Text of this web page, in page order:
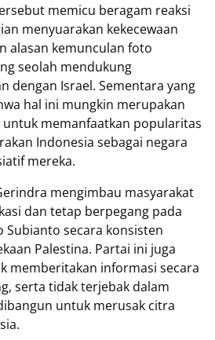
memicu beragam reaksi
menyuarakan kekecewaan
alasan kemunculan foto
seolah mendukung
dengan Israel. Sementara yang
hal ini mungkin merupakan
memanfaatkan popularitas
Indonesia sebagai negara
mereka.
mengimbau masyarakat
dan tetap berpegang pada
Subianto secara konsisten
Palestina. Partai ini juga
memberitakan informasi secara
serta tidak terjebak dalam
untuk merusak citra